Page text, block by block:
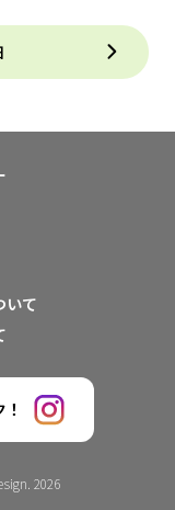
いて
2026